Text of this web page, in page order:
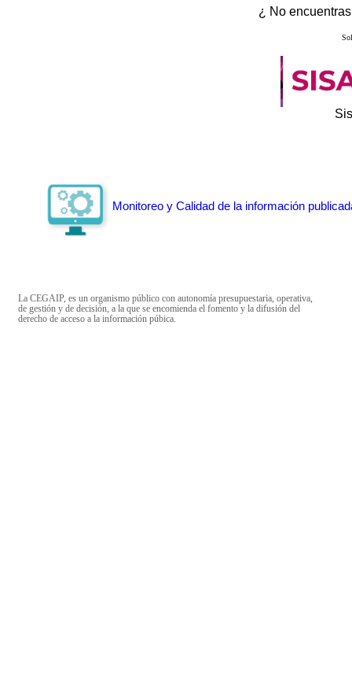
¿ No
Monitoreo y Calidad de la información
La CEGAIP, es un organismo público con autonomía presupuestaria, operativa,
de gestión y de decisión, a la que se encomienda el fomento y la difusión del
derecho de acceso a la información púbica.